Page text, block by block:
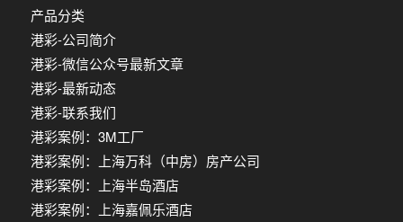
产品分类
港彩-公司简介
港彩-微信公众号最新文章
港彩-最新动态
港彩-联系我们
港彩案例：3M工厂
港彩案例：上海万科（中房）房产公司
港彩案例：上海半岛酒店
港彩案例：上海嘉佩乐酒店